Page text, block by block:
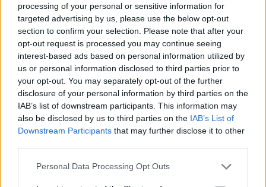
processing of your personal or sensitive information for
targeted advertising by us, please use the below opt-out
section to confirm your selection. Please note that after your
opt-out request is processed you may continue seeing
interest-based ads based on personal information utilized by
us or personal information disclosed to third parties prior to
your opt-out. You may separately opt-out of the further
disclosure of your personal information by third parties on the
IAB’s list of downstream participants. This information may
also be disclosed by us to third parties on the IAB’s List of
Downstream Participants that may further disclose it to other
Please note that this website/app uses one or more Google
Personal Data Processing Opt Outs
Ganadores de valor de mercado del mes – Octubre: ¡los
jugadores más demandados!
31. octubre 2020 PorJesus Gallo|
Uno de los mejores jugadores de la temporada, un nuevo fichaje del
Madrid son los ganadores de valor de mercado del mes de octubre en